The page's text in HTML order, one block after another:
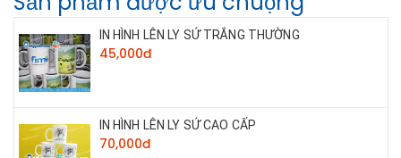
IN HÌNH LÊN LY SỨ TRẮNG THƯỜNG
45,000đ
IN HÌNH LÊN LY SỨ CAO CẤP
70,000đ